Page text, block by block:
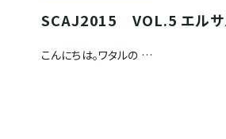
SCAJ2015 VOL.5 エルサ
こんにちは。ワタルの …